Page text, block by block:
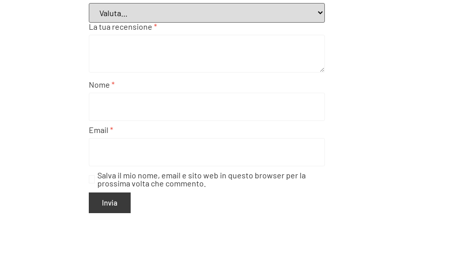
La tua recensione *
Nome *
Email *
Salva il mio nome, email e sito web in questo browser per la
prossima volta che commento.